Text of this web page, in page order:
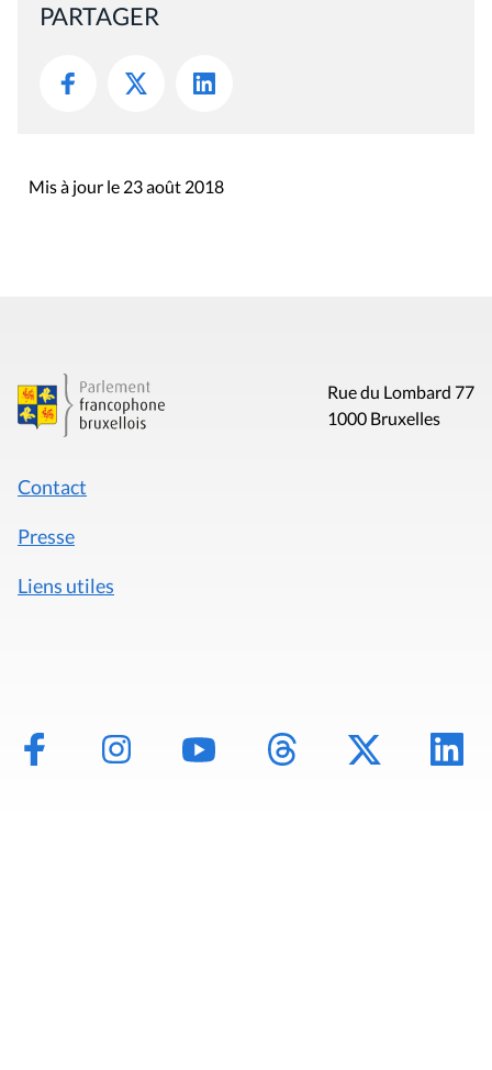
PARTAGER
Mis à jour le 23 août 2018
Rue du Lombard 77
1000 Bruxelles
Contact
Presse
Liens utiles